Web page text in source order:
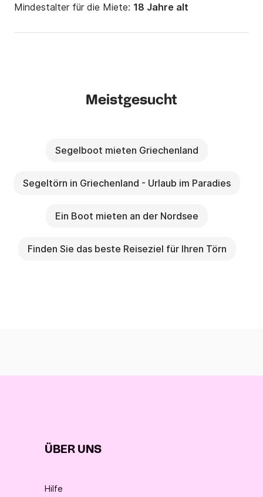
Mindestalter für die Miete: 18 Jahre alt
Meistgesucht
Segelboot mieten Griechenland
Segeltörn in Griechenland - Urlaub im Paradies
Ein Boot mieten an der Nordsee
Finden Sie das beste Reiseziel für Ihren Törn
ÜBER UNS
Hilfe